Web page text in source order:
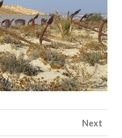
Next